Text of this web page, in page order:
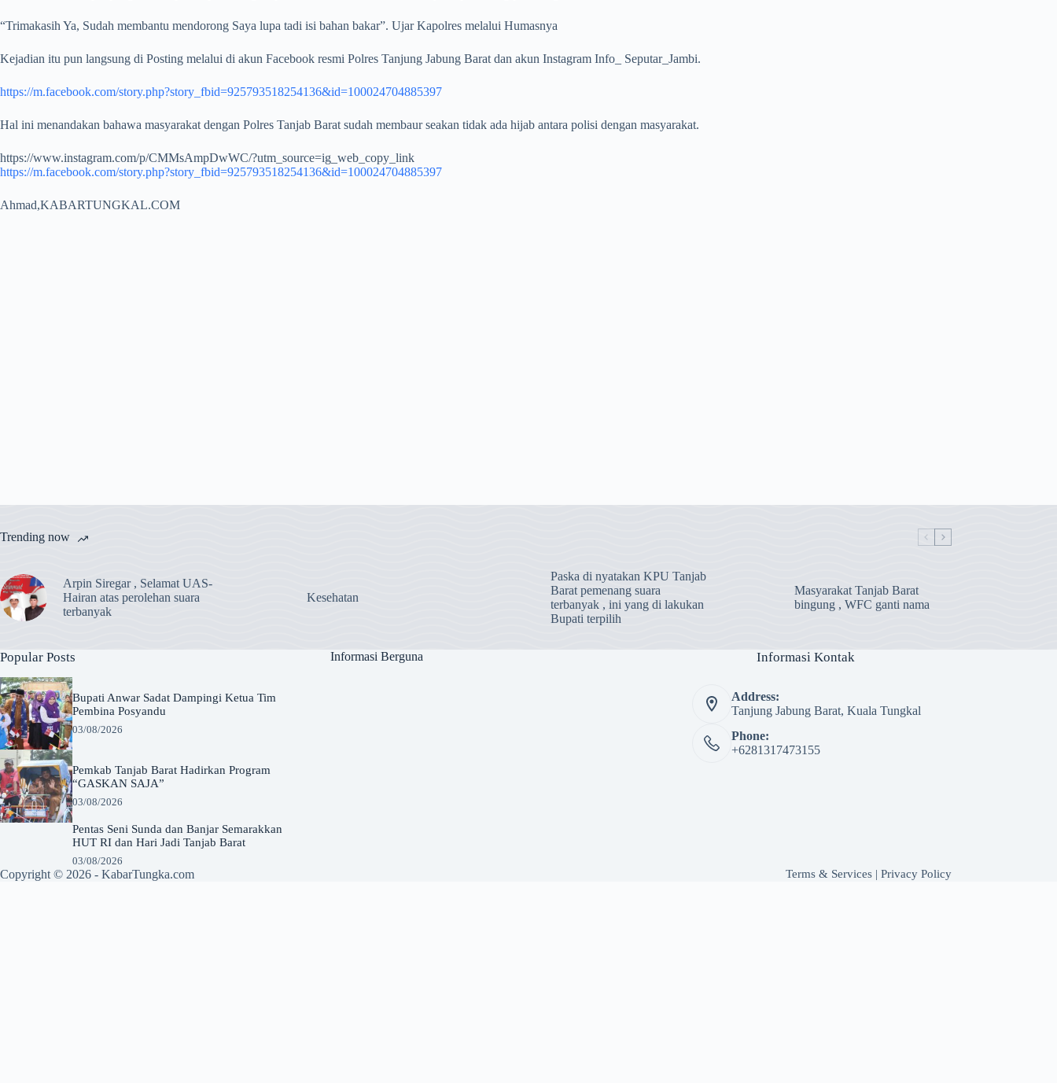
“Trimakasih Ya, Sudah membantu mendorong Saya lupa tadi isi bahan bakar”. Ujar Kapolres melalui Humasnya
Kejadian itu pun langsung di Posting melalui di akun Facebook resmi Polres Tanjung Jabung Barat dan akun Instagram Info_ Seputar_Jambi.
https://m.facebook.com/story.php?story_fbid=925793518254136&id=100024704885397
Hal ini menandakan bahawa masyarakat dengan Polres Tanjab Barat sudah membaur seakan tidak ada hijab antara polisi dengan masyarakat.
https://www.instagram.com/p/CMMsAmpDwWC/?utm_source=ig_web_copy_link
https://m.facebook.com/story.php?story_fbid=925793518254136&id=100024704885397
Ahmad,KABARTUNGKAL.COM
Trending now
Arpin Siregar , Selamat UAS-
Hairan atas perolehan suara
terbanyak
Kesehatan
Paska di nyatakan KPU Tanjab
Barat pemenang suara
terbanyak , ini yang di lakukan
Bupati terpilih
Masyarakat Tanjab Barat
bingung , WFC ganti nama
Popular Posts
Bupati Anwar Sadat Dampingi Ketua Tim
Pembina Posyandu
03/08/2026
Pemkab Tanjab Barat Hadirkan Program
“GASKAN SAJA”
03/08/2026
Pentas Seni Sunda dan Banjar Semarakkan
HUT RI dan Hari Jadi Tanjab Barat
03/08/2026
Informasi Berguna Informasi Kontak
Address:
Tanjung Jabung Barat, Kuala Tungkal
Phone:
+6281317473155
Copyright © 2026 - KabarTungka.com Terms & Services| Privacy Policy